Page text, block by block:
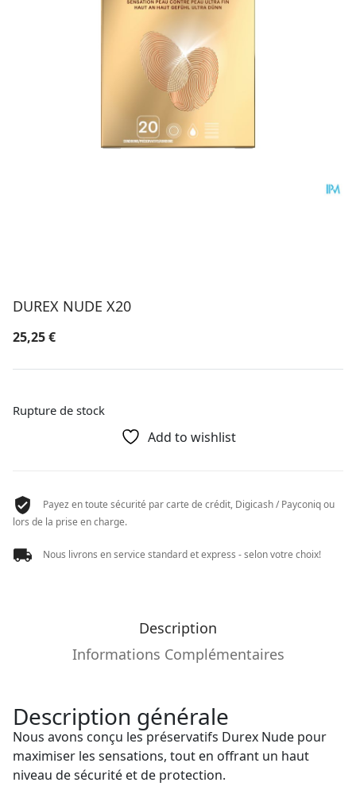
DUREX NUDE X20
25,25€
Rupture de stock
Add to wishlist
Payez en toute sécurité par carte de crédit, Digicash / Payconiq ou
lors de la prise en charge.
Nous livrons en service standard et express - selon votre choix!
Description
Informations Complémentaires
Description générale
Nous avons conçu les préservatifs Durex Nude pour
maximiser les sensations, tout en offrant un haut
niveau de sécurité et de protection.